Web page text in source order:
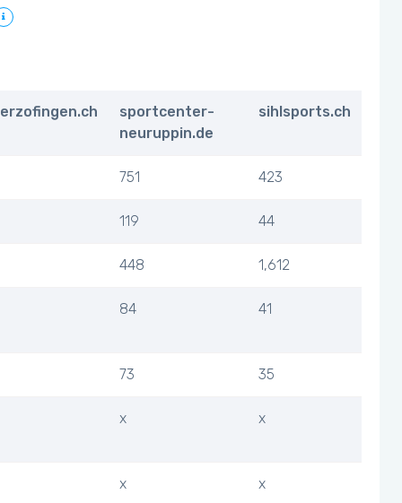
sportcenter-
neuruppin.de
sihlsports.ch
751 423
119 44
448 1,612
84 41
73 35
x x
x x